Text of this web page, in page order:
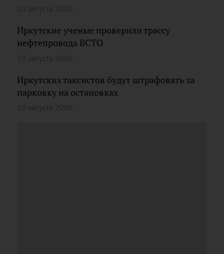
Иркутские ученые проверили трассу
нефтепровода ВСТО
Иркутских таксистов будут штрафовать за
парковку на остановках